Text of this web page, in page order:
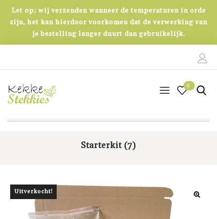
Let op; wij verzenden wanneer de temperaturen in orde
zijn, het kan hierdoor voorkomen dat de verwerking van
je bestelling langer duurt dan gebruikelijk.
0
0
Starterkit (7)
Uitverkocht!